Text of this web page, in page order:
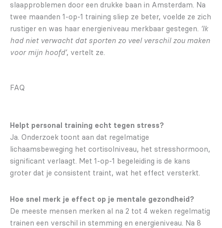
slaapproblemen door een drukke baan in Amsterdam. Na
twee maanden 1-op-1 training sliep ze beter, voelde ze zich
rustiger en was haar energieniveau merkbaar gestegen. ‘Ik
had niet verwacht dat sporten zo veel verschil zou maken
voor mijn hoofd’, vertelt ze.
FAQ
Helpt personal training echt tegen stress?
Ja. Onderzoek toont aan dat regelmatige
lichaamsbeweging het cortisolniveau, het stresshormoon,
significant verlaagt. Met 1-op-1 begeleiding is de kans
groter dat je consistent traint, wat het effect versterkt.
Hoe snel merk je effect op je mentale gezondheid?
De meeste mensen merken al na 2 tot 4 weken regelmatig
trainen een verschil in stemming en energieniveau. Na 8